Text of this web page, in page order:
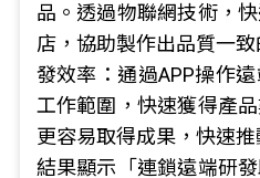
品。透過物聯網技術，
店，協助製作出品質一
發效率：通過APP操作
工作範圍，快速獲得產
更容易取得成果，快速
結果顯示「連鎖遠端研